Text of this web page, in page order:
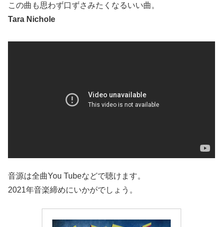
この曲も思わず口ずさみたくなるいい曲。
Tara Nichole
音源は全曲You Tubeなどで聴けます。
2021年音楽締めにいかがでしょう。